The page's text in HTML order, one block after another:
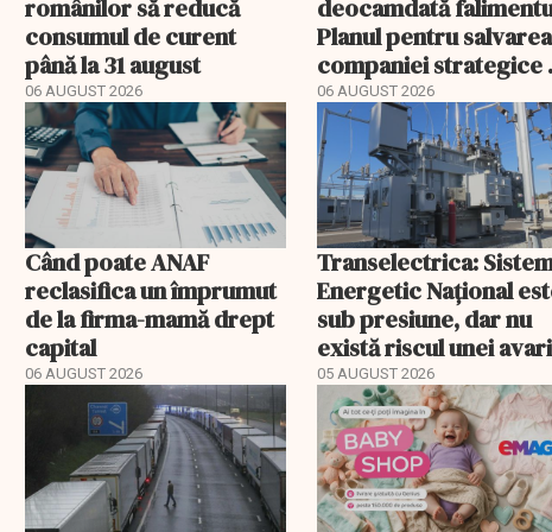
românilor să reducă
consumul de curent
până la 31 august
06 AUGUST 2026
deocamdată
Planul pentru salvarea
companiei strategice
fost confirmat
06 AUGUST 2026
Când poate ANAF
reclasifica un împrumut
de la firma-mamă drept
capital
06 AUGUST 2026
Transelectrica:
Energetic Național
sub presiune, dar nu
există riscul unei
majore
05 AUGUST 2026